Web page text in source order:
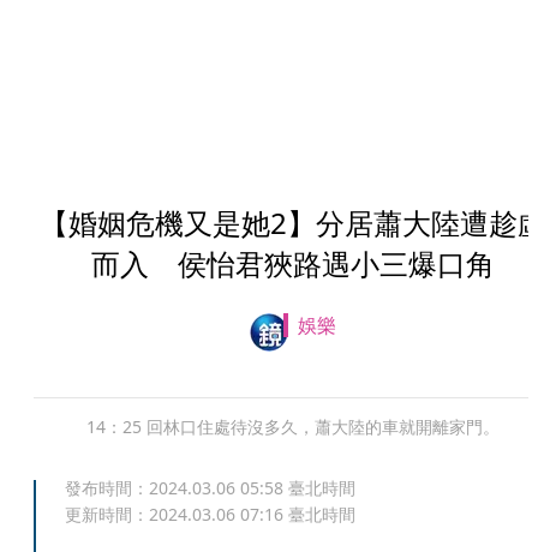
【婚姻危機又是她2】分居蕭大陸遭趁
而入 侯怡君狹路遇小三爆口角
娛樂
14：25 回林口住處待沒多久，蕭大陸的車就開離家門。
發布時間： 2024.03.06 05:58 臺北時間
更新時間： 2024.03.06 07:16 臺北時間